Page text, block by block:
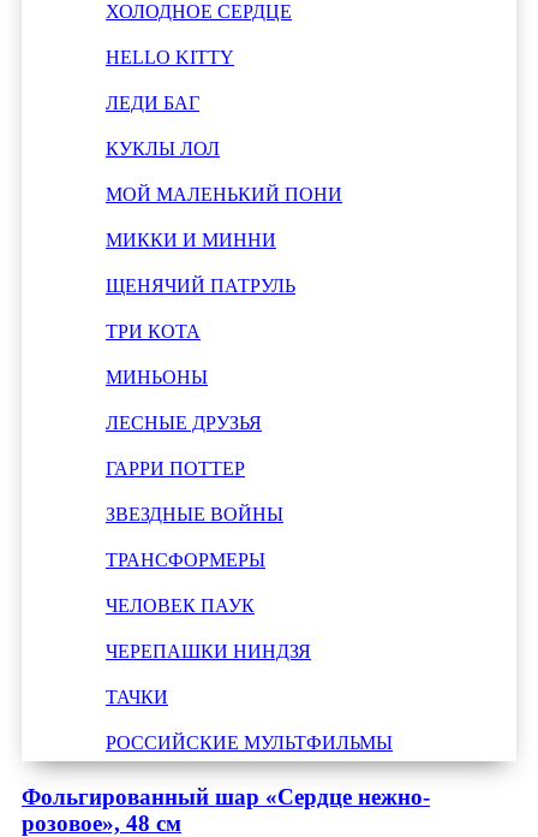
ХОЛОДНОЕ СЕРДЦЕ
HELLO KITTY
ЛЕДИ БАГ
КУКЛЫ ЛОЛ
МОЙ МАЛЕНЬКИЙ ПОНИ
МИККИ И МИННИ
ЩЕНЯЧИЙ ПАТРУЛЬ
ТРИ КОТА
МИНЬОНЫ
ЛЕСНЫЕ ДРУЗЬЯ
ГАРРИ ПОТТЕР
ЗВЕЗДНЫЕ ВОЙНЫ
ТРАНСФОРМЕРЫ
ЧЕЛОВЕК ПАУК
ЧЕРЕПАШКИ НИНДЗЯ
ТАЧКИ
РОССИЙСКИЕ МУЛЬТФИЛЬМЫ
Фольгированный шар «Сердце нежно-
розовое», 48 см